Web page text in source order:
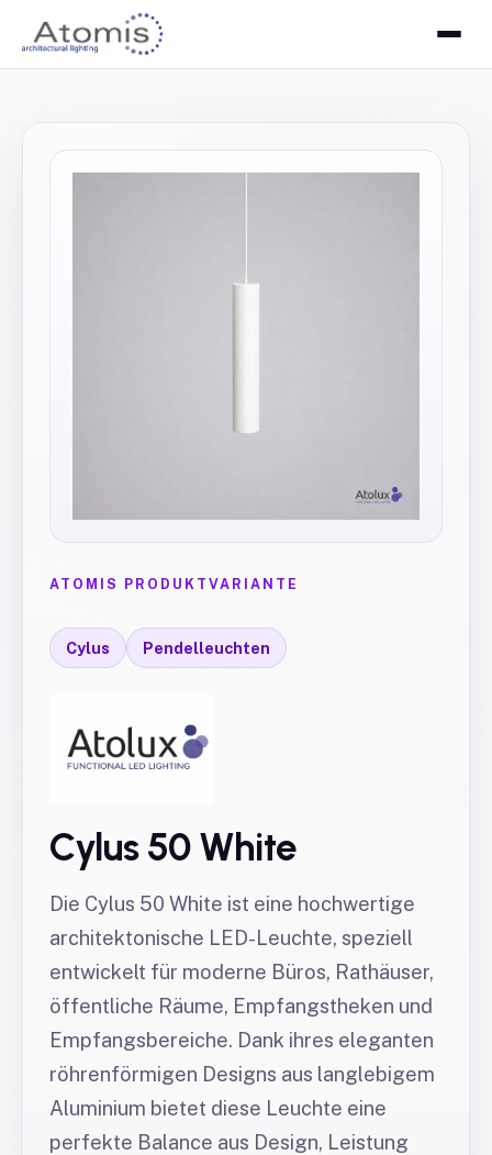
ATOMIS PRODUKTVARIANTE
Cylus Pendelleuchten
Cylus 50 White
Die Cylus 50 White ist eine hochwertige
architektonische LED-Leuchte, speziell
entwickelt für moderne Büros, Rathäuser,
öffentliche Räume, Empfangstheken und
Empfangsbereiche. Dank ihres eleganten
röhrenförmigen Designs aus langlebigem
Aluminium bietet diese Leuchte eine
perfekte Balance aus Design, Leistung